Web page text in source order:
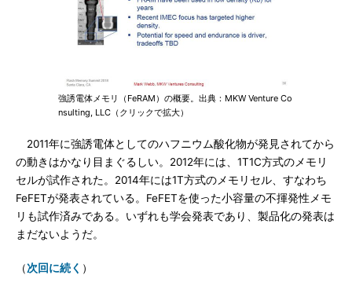
強誘電体メモリ（FeRAM）の概要。出典：MKW Venture Co
nsulting, LLC（クリックで拡大）
2011年に強誘電体としてのハフニウム酸化物が発見されてから
の動きはかなり目まぐるしい。2012年には、1T1C方式のメモリ
セルが試作された。2014年には1T方式のメモリセル、すなわち
FeFETが発表されている。FeFETを使った小容量の不揮発性メモ
リも試作済みである。いずれも学会発表であり、製品化の発表は
まだないようだ。
（次回に続く ）